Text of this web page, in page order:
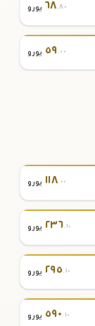
٦٨.٨٠ يورو
٥٩.٠٠ يورو
١١٨.٠٠ يورو
٢٣٦.١٠ يورو
٢٩٥.١٠ يورو
٥٩٠.١٠ يورو